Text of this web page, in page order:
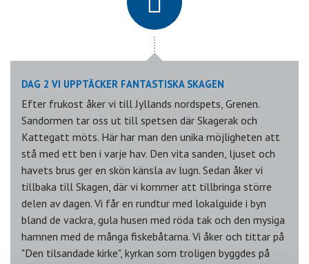
DAG 2 VI UPPTÄCKER FANTASTISKA SKAGEN
Efter frukost åker vi till Jyllands nordspets, Grenen.
Sandormen tar oss ut till spetsen där Skagerak och
Kattegatt möts. Här har man den unika möjligheten att
stå med ett ben i varje hav. Den vita sanden, ljuset och
havets brus ger en skön känsla av lugn. Sedan åker vi
tillbaka till Skagen, där vi kommer att tillbringa större
delen av dagen. Vi får en rundtur med lokalguide i byn
bland de vackra, gula husen med röda tak och den mysiga
hamnen med de många fiskebåtarna. Vi åker och tittar på
"Den tilsandade kirke", kyrkan som troligen byggdes på